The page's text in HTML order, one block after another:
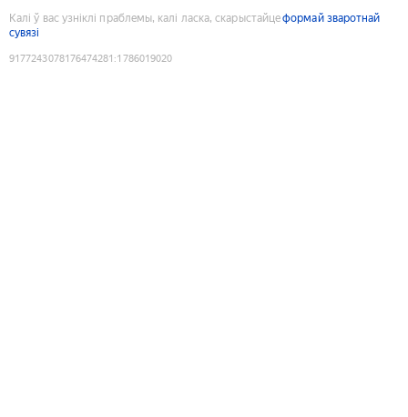
Калі ў вас узніклі праблемы, калі ласка, скарыстайцеформай зваротнай
сувязі
9177243078176474281 :1786019020